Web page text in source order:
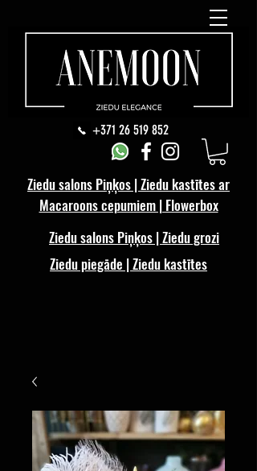
+371 26 519 852
Ziedu piegāde | Ziedu kastītes
Ziedu salons Piņķos | Ziedu kastītes ar
Macaroons cepumiem | Flowerbox
Ziedu salons Piņķos | Ziedu grozi